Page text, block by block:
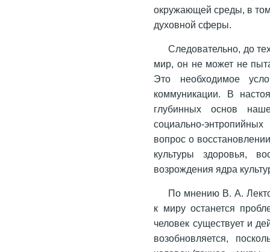
окружающей среды, в
духовной сферы.
Следовательно, до
мир, он не может не
Это необходимое
коммуникации. В
глубинных основ
социально-
вопрос о
культуры здоровья,
возрождения ядра
По мнению В. А.
к миру останется
человек существует и
возобновляется,